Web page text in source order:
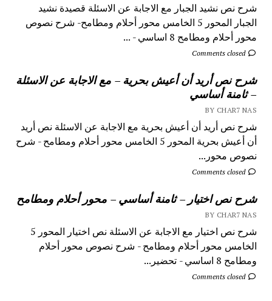
شرح نص نشيد الجبار مع الاجابة عن الاسئلة قصيدة نشيد
الجبار المحور 5 الخامس محور أحلام ومطامح- شرح نصوص
محور أحلام ومطامح 8 اساسي - ...
Comments closed
شرح نص أريد أن أعيش بحرية – مع الاجابة عن الاسئلة
– ثامنة أساسي
BY CHAR7 NAS
شرح نص أريد أن أعيش بحرية مع الاجابة عن الاسئلة نص أريد
أن أعيش بحرية المحور 5 الخامس محور أحلام ومطامح - شرح
نصوص محور...
Comments closed
شرح نص اختيار – ثامنة أساسي – محور أحلام ومطامح
BY CHAR7 NAS
شرح نص اختيار مع الاجابة عن الاسئلة نص اختيار المحور 5
الخامس محور أحلام ومطامح - شرح نصوص محور أحلام
ومطامح 8 اساسي - تحضير...
Comments closed